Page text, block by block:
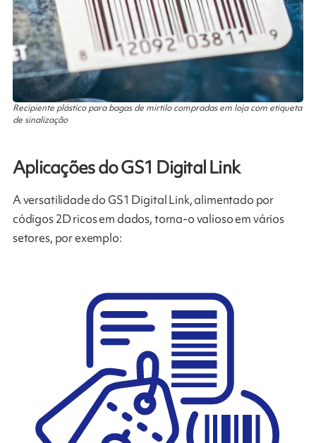
Recipiente plástico para bagas de mirtilo compradas em loja com etiqueta
de sinalização
Aplicações do GS1 Digital Link
A versatilidade do GS1 Digital Link, alimentado por
códigos 2D ricos em dados, torna-o valioso em vários
setores, por exemplo: